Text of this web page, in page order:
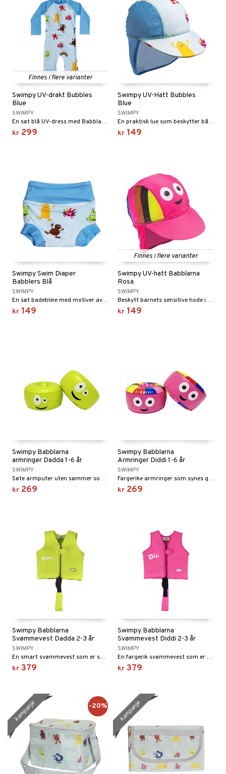
Finnes i flere varianter
Swimpy UV-drakt Bubbles
Blue
SWIMPY
En søt blå UV-dress med Babblarna-motivet.
kr 299
Swimpy UV-Hatt Bubbles
Blue
SWIMPY
En praktisk lue som beskytter både nakken og ansiktet.
kr 149
Swimpy Swim Diaper
Babblers Blå
SWIMPY
En søt badebleie med motiver av de glade bablerne.
kr 149
Finnes i flere varianter
Swimpy UV-hatt Babblarna
Rosa
SWIMPY
Beskytt barnets sensitive hode i solen.
kr 149
Swimpy Babblarna
armringer Dadda 1-6 år
SWIMPY
Søte armputer uten sømmer som gnager.
kr 269
Swimpy Babblarna
Armringer Diddi 1-6 år
SWIMPY
Fargerike armringer som synes godt i vannet.
kr 269
Swimpy Babblarna
Svømmevest Dadda 2-3 år
SWIMPY
En smart svømmevest som er smidig å bruke under svømmetrening.
kr 379
Swimpy Babblarna
Svømmevest Diddi 2-3 år
SWIMPY
En fargerik svømmevest som er godt synlig i vannet.
kr 379
kampanje -20% kampanje